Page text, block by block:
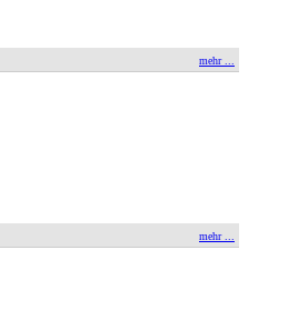
mehr ...
mehr ...